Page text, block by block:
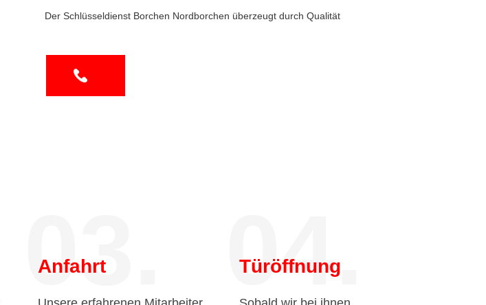
Der Schlüsseldienst Borchen Nordborchen überzeugt durch Qualität
03.
Anfahrt 04.
Türöffnung